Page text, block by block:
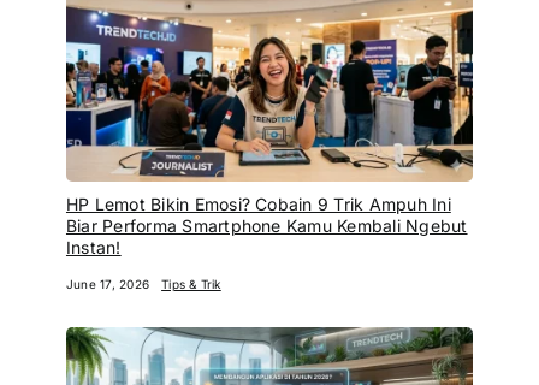
HP Lemot Bikin Emosi? Cobain 9 Trik Ampuh Ini
Biar Performa Smartphone Kamu Kembali Ngebut
Instan!
June 17, 2026 Tips & Trik